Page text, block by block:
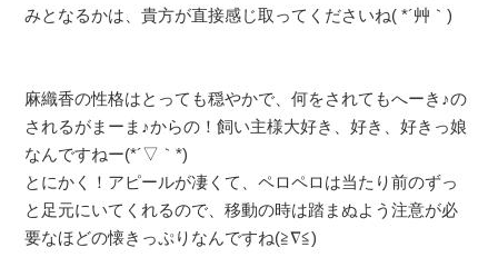
みとなるかは、貴方が直接感じ取ってくださいね( *´艸｀)
麻織香の性格はとっても穏やかで、何をされてもへーき♪の
されるがまーま♪からの！飼い主様大好き、好き、好きっ娘
なんですねー(*´▽｀*)
とにかく！アピールが凄くて、ペロペロは当たり前のずっ
と足元にいてくれるので、移動の時は踏まぬよう注意が必
要なほどの懐きっぷりなんですね(≧∇≦)